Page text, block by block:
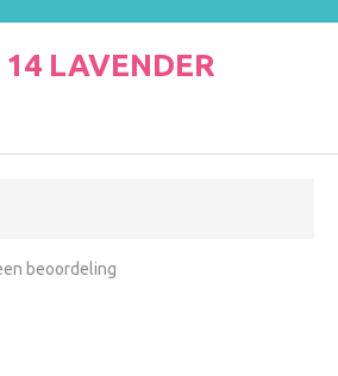
LAVENDER
beoordeling